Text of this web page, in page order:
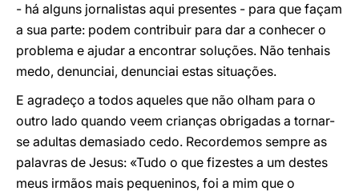
- há alguns jornalistas aqui presentes - para que façam
a sua parte: podem contribuir para dar a conhecer o
problema e ajudar a encontrar soluções. Não tenhais
medo, denunciai, denunciai estas situações.
E agradeço a todos aqueles que não olham para o
outro lado quando veem crianças obrigadas a tornar-
se adultas demasiado cedo. Recordemos sempre as
palavras de Jesus: «Tudo o que fizestes a um destes
meus irmãos mais pequeninos, foi a mim que o